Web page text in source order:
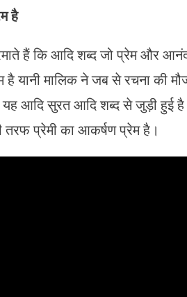
है
हैं कि आदि शब्द जो प्रेम और
है यानी मालिक ने जब से रचना की
आदि सुरत आदि शब्द से जुड़ी हुई
तरफ प्रेमी का आकर्षण प्रेम है।